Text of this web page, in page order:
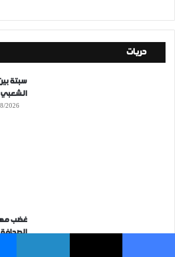
حريات
سبتة
الشعبي
2026
غضب
الصحافة